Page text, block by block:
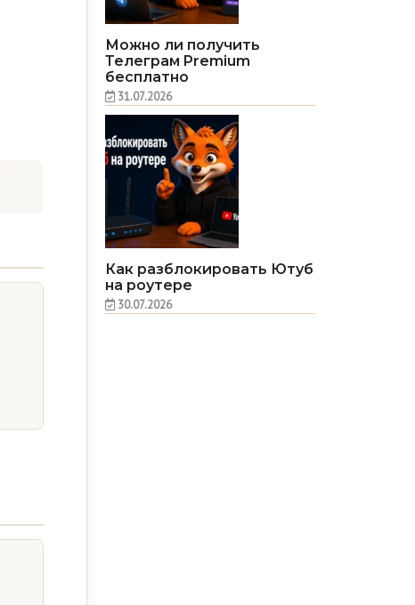
Можно ли получить
Телеграм Premium
бесплатно
31.07.2026
Как разблокировать Ютуб
на роутере
30.07.2026